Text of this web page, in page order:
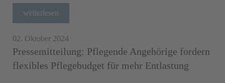
weiterlesen
02. Oktober 2024
Pressemitteilung: Pflegende Angehörige fordern
flexibles Pflegebudget für mehr Entlastung